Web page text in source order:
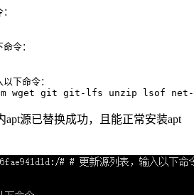
令：
下命令：
apt源已替换成功，且能正常安装apt